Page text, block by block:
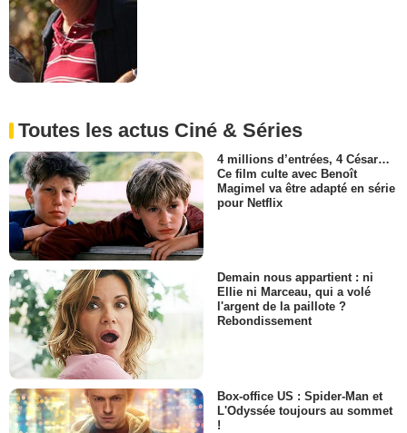
Toutes les actus Ciné & Séries
4 millions d’entrées, 4 César…
Ce film culte avec Benoît
Magimel va être adapté en série
pour Netflix
Demain nous appartient : ni
Ellie ni Marceau, qui a volé
l'argent de la paillote ?
Rebondissement
Box-office US : Spider-Man et
L'Odyssée toujours au sommet
!